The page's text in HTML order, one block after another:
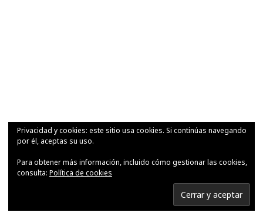
Privacidad y cookies: este sitio usa cookies. Si continúas navegando
por él, aceptas su uso.
Para obtener más información, incluido cómo gestionar las cookies,
consulta: Política de cookies